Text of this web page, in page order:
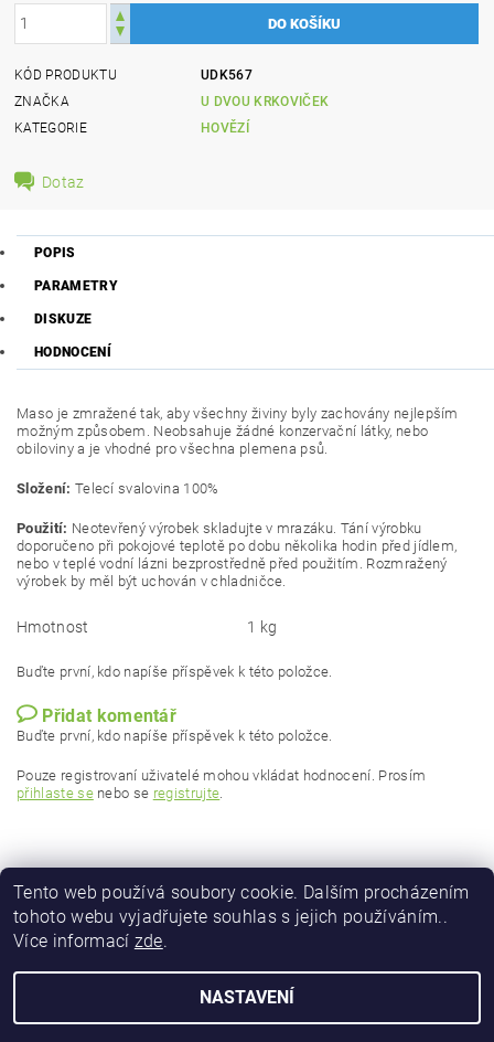
KÓD PRODUKTU
UDK567
ZNAČKA
U DVOU KRKOVIČEK
KATEGORIE
HOVĚZÍ
Dotaz
POPIS
PARAMETRY
DISKUZE
HODNOCENÍ
Maso je zmražené tak, aby všechny živiny byly zachovány nejlepším
možným způsobem. Neobsahuje žádné konzervační látky, nebo
obiloviny a je vhodné pro všechna plemena psů.
Složení: Telecí svalovina 100%
Použití: Neotevřený výrobek skladujte v mrazáku. Tání výrobku
doporučeno při pokojové teplotě po dobu několika hodin před jídlem,
nebo v teplé vodní lázni bezprostředně před použitím. Rozmražený
výrobek by měl být uchován v chladničce.
Hmotnost 1 kg
Buďte první, kdo napíše příspěvek k této položce.
Přidat komentář
Buďte první, kdo napíše příspěvek k této položce.
Pouze registrovaní uživatelé mohou vkládat hodnocení. Prosím
přihlaste senebo se registrujte.
2026 © barfírna.cz, všechna práva vyhrazena
Tento web používá soubory cookie. Dalším procházením
tohoto webu vyjadřujete souhlas s jejich používáním..
Více informací zde.
NASTAVENÍ